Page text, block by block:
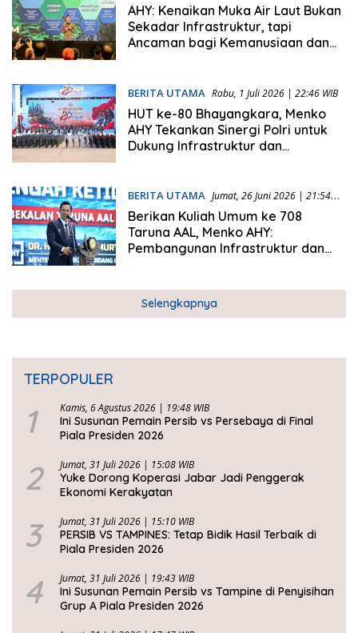
WIB
AHY: Kenaikan Muka Air Laut Bukan
Sekadar Infrastruktur, tapi
Ancaman bagi Kemanusiaan dan
BERITA UTAMA Rabu, 1 Juli 2026 | 22:46 WIB
HUT ke-80 Bhayangkara, Menko
AHY Tekankan Sinergi Polri untuk
Dukung Infrastruktur dan
BERITA UTAMA Jumat, 26 Juni 2026 | 21:54
WIB
Berikan Kuliah Umum ke 708
Taruna AAL, Menko AHY:
Pembangunan Infrastruktur dan
Selengkapnya
TERPOPULER
1 Kamis, 6 Agustus 2026 | 19:48 WIB
Ini Susunan Pemain Persib vs Persebaya di Final
Piala Presiden 2026
2 Jumat, 31 Juli 2026 | 15:08 WIB
Yuke Dorong Koperasi Jabar Jadi Penggerak
Ekonomi Kerakyatan
3 Jumat, 31 Juli 2026 | 15:10 WIB
PERSIB VS TAMPINES: Tetap Bidik Hasil Terbaik di
Piala Presiden 2026
4 Jumat, 31 Juli 2026 | 19:43 WIB
Ini Susunan Pemain Persib vs Tampine di Penyisihan
Grup A Piala Presiden 2026